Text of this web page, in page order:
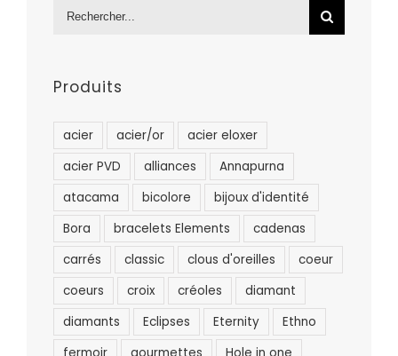
Rechercher:
Produits
acier acier/or
acier eloxer
acier PVD
alliances
Annapurna
atacama
bicolore
bijoux d'identité
Bora
bracelets Elements
cadenas
carrés
classic clous d'oreilles
coeur
coeurs
croix créoles
diamant
diamants
Eclipses Eternity
Ethno